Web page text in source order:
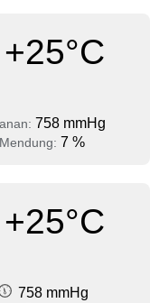
+25°C
758 mmHg
Mendung: 7 %
+25°C
758 mmHg